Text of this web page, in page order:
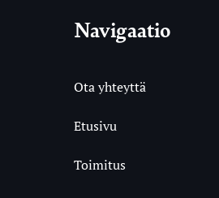
Navigaatio
Ota yhteyttä
Etusivu
Toimitus